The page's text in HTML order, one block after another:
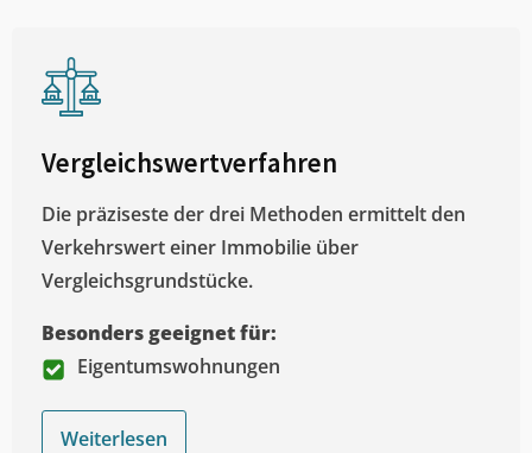
Vergleichswertverfahren
Die präziseste der drei Methoden ermittelt den
Verkehrswert einer Immobilie über
Vergleichsgrundstücke.
Besonders geeignet für:
Eigentumswohnungen
Weiterlesen